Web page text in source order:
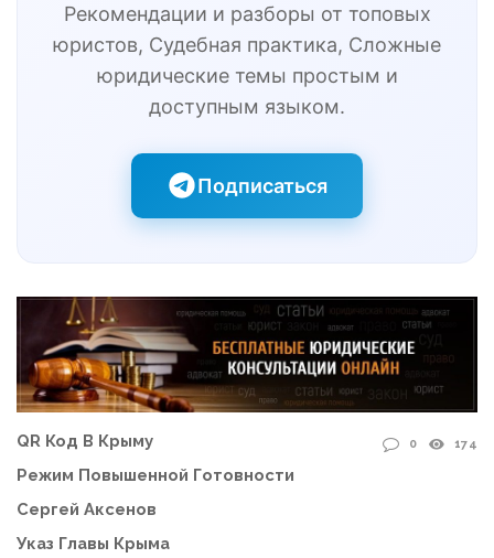
Рекомендации и разборы от топовых
юристов, Судебная практика, Сложные
юридические темы простым и
доступным языком.
Подписаться
QR Код В Крыму
Режим Повышенной Готовности
Сергей Аксенов
Указ Главы Крыма
0 174